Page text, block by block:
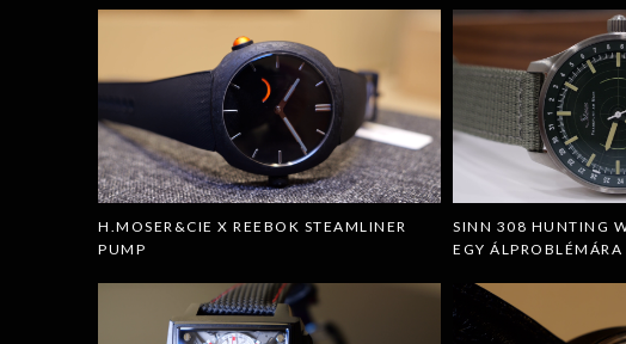
H.MOSER&CIE X REEBOK STEAMLINER
PUMP
SINN 308 HUNTING
EGY ÁLPROBLÉMÁRA